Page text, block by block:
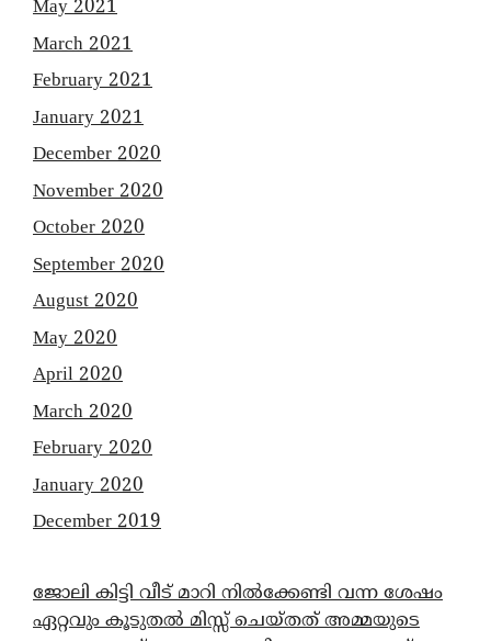
May 2021
March 2021
February 2021
January 2021
December 2020
November 2020
October 2020
September 2020
August 2020
May 2020
April 2020
March 2020
February 2020
January 2020
December 2019
ജോലി കിട്ടി വീട് മാറി നിൽക്കേണ്ടി വന്ന ശേഷം
ഏറ്റവും കൂടുതൽ മിസ്സ് ചെയ്തത് അമ്മയുടെ